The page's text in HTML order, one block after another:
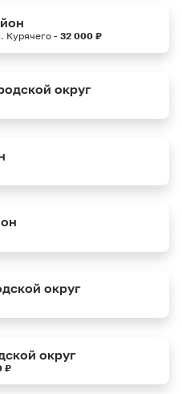
Курячего -32 000 ₽
округ
округ
округ
₽